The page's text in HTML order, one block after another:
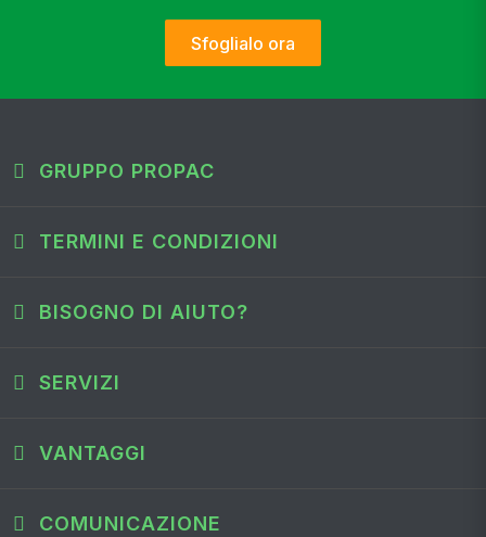
Sfoglialo ora
GRUPPO PROPAC
TERMINI E CONDIZIONI
BISOGNO DI AIUTO?
SERVIZI
VANTAGGI
COMUNICAZIONE